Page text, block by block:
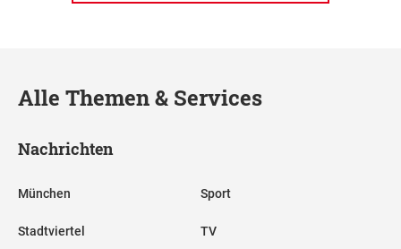
Alle Themen & Services
Nachrichten
München
Stadtviertel
Sport
TV